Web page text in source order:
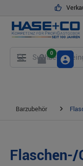
0
Barzubehör
Flaschen-/